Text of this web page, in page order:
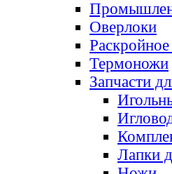
Оверлоки
Термоножи
Запчасти
Лапки